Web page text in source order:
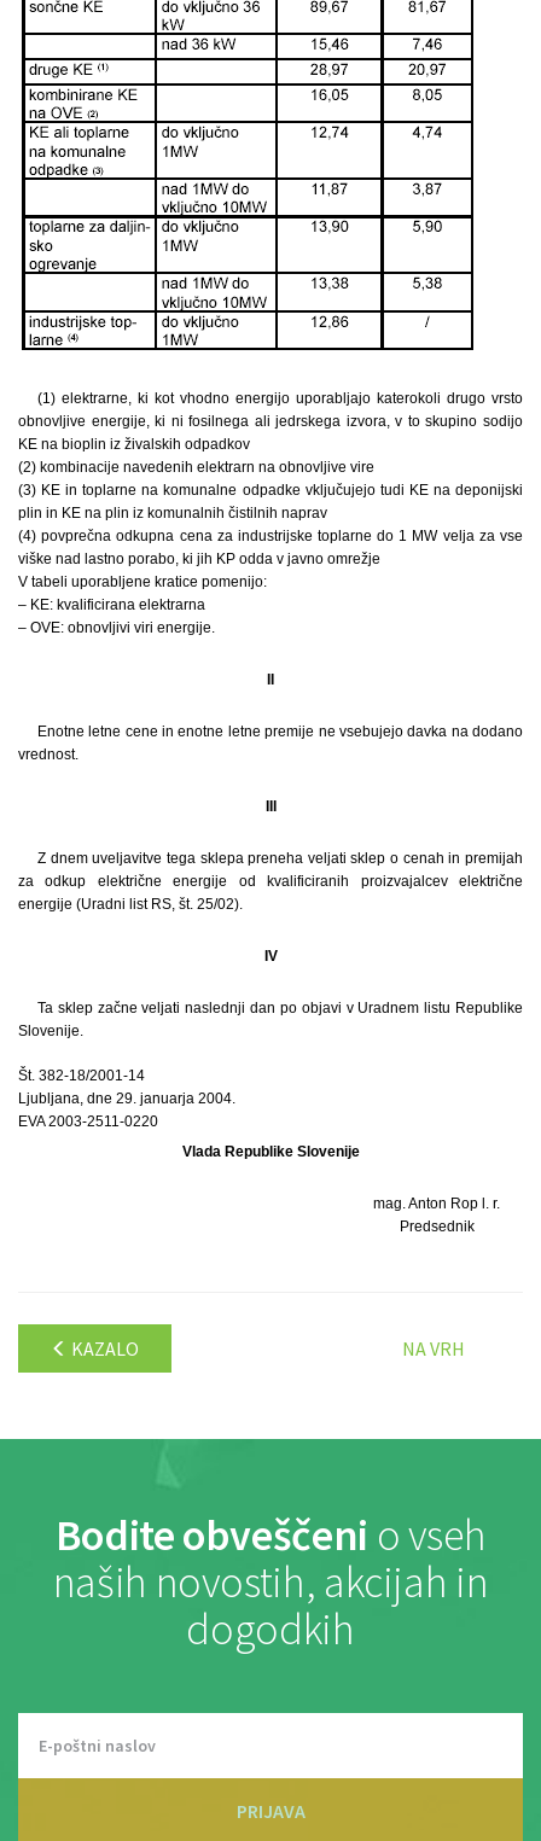
(1) elektrarne, ki kot vhodno energijo uporabljajo katerokoli drugo vrsto
obnovljive energije, ki ni fosilnega ali jedrskega izvora, v to skupino sodijo
KE na bioplin iz živalskih odpadkov
(2) kombinacije navedenih elektrarn na obnovljive vire
(3) KE in toplarne na komunalne odpadke vključujejo tudi KE na deponijski
plin in KE na plin iz komunalnih čistilnih naprav
(4) povprečna odkupna cena za industrijske toplarne do 1 MW velja za vse
viške nad lastno porabo, ki jih KP odda v javno omrežje
V tabeli uporabljene kratice pomenijo:
– KE: kvalificirana elektrarna
– OVE: obnovljivi viri energije.
II
Enotne letne cene in enotne letne premije ne vsebujejo davka na dodano
vrednost.
III
Z dnem uveljavitve tega sklepa preneha veljati sklep o cenah in premijah
za odkup električne energije od kvalificiranih proizvajalcev električne
energije (Uradni list RS, št. 25/02).
IV
Ta sklep začne veljati naslednji dan po objavi v Uradnem listu Republike
Slovenije.
Št. 382-18/2001-14
Ljubljana, dne 29. januarja 2004.
EVA 2003-2511-0220
Vlada Republike Slovenije
mag. Anton Rop l. r.
Predsednik
KAZALO NA VRH
Bodite obveščeni o vseh
naših novostih, akcijah in
dogodkih
PRIJAVA